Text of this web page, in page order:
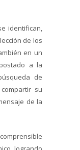
identifican,
de los
en un
a la
de
su
de la